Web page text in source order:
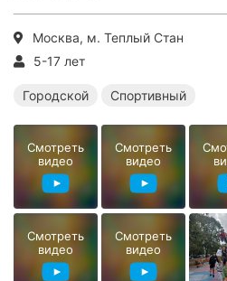
Москва, м. Теплый Стан
5-17 лет
Городской Спортивный
Смотреть
видео
Смотреть
видео
Смотреть
видео
Смотреть
видео